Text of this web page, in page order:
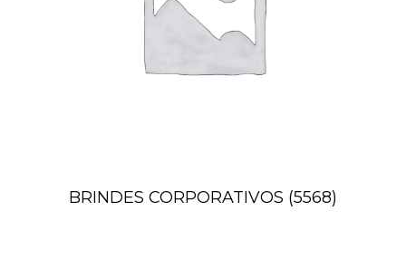
BRINDES CORPORATIVOS (5568)